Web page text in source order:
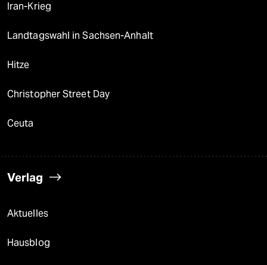
Iran-Krieg
Landtagswahl in Sachsen-Anhalt
Hitze
Christopher Street Day
Ceuta
Verlag
Aktuelles
Hausblog